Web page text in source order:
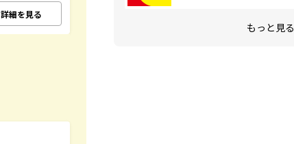
詳細を見る
もっと見る